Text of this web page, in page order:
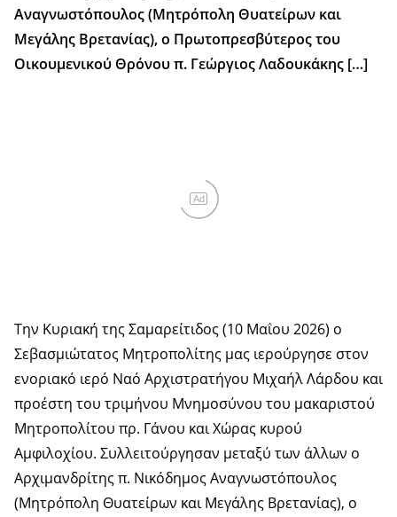
Αναγνωστόπουλος (Μητρόπολη Θυατείρων και
Μεγάλης Βρετανίας), ο Πρωτοπρεσβύτερος του
Οικουμενικού Θρόνου π. Γεώργιος Λαδουκάκης […]
Ad
Την Κυριακή της Σαμαρείτιδος (10 Μαΐου 2026) ο
Σεβασμιώτατος Μητροπολίτης μας ιερούργησε στον
ενοριακό ιερό Ναό Αρχιστρατήγου Μιχαήλ Λάρδου και
προέστη του τριμήνου Μνημοσύνου του μακαριστού
Μητροπολίτου πρ. Γάνου και Χώρας κυρού
Αμφιλοχίου. Συλλειτούργησαν μεταξύ των άλλων ο
Αρχιμανδρίτης π. Νικόδημος Αναγνωστόπουλος
(Μητρόπολη Θυατείρων και Μεγάλης Βρετανίας), ο